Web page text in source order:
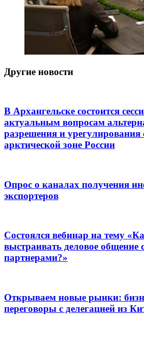
Другие новости
В Архангельске состоится
актуальным вопросам
разрешения и урегулирования
арктической зоне России
Опрос о каналах получения
экспортеров
Состоялся вебинар на тему
выстраивать деловое общение
партнерами?»
Открываем новые рынки:
переговоры с делегацией из